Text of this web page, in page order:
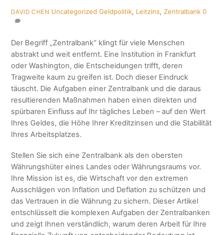
DAVID CHEN Uncategorized Geldpolitik, Leitzins,Zentralbank 0
Der Begriff „Zentralbank“ klingt für viele Menschen
abstrakt und weit entfernt. Eine Institution in Frankfurt
oder Washington, die Entscheidungen trifft, deren
Tragweite kaum zu greifen ist. Doch dieser Eindruck
täuscht. Die Aufgaben einer Zentralbank und die daraus
resultierenden Maßnahmen haben einen direkten und
spürbaren Einfluss auf Ihr tägliches Leben – auf den Wert
Ihres Geldes, die Höhe Ihrer Kreditzinsen und die Stabilität
Ihres Arbeitsplatzes.
Stellen Sie sich eine Zentralbank als den obersten
Währungshüter eines Landes oder Währungsraums vor.
Ihre Mission ist es, die Wirtschaft vor den extremen
Ausschlägen von Inflation und Deflation zu schützen und
das Vertrauen in die Währung zu sichern. Dieser Artikel
entschlüsselt die komplexen Aufgaben der Zentralbanken
und zeigt Ihnen verständlich, warum deren Arbeit für Ihre